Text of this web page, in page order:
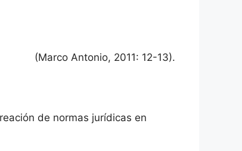
(Marco Antonio, 2011: 12-13).
de normas jurídicas en